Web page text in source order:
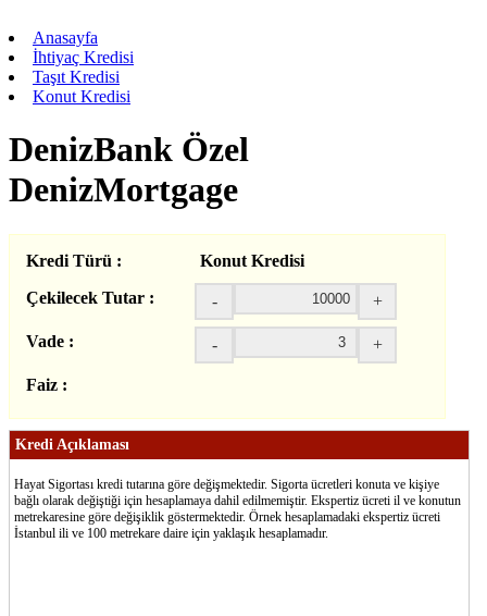
Anasayfa
İhtiyaç Kredisi
Taşıt Kredisi
Konut Kredisi
DenizBank Özel
DenizMortgage
Kredi Türü :
Konut Kredisi
Çekilecek Tutar :
- +
Vade : - +
Faiz :
Kredi Açıklaması
Hayat Sigortası kredi tutarına göre değişmektedir. Sigorta ücretleri konuta ve kişiye
bağlı olarak değiştiği için hesaplamaya dahil edilmemiştir. Ekspertiz ücreti il ve konutun
metrekaresine göre değişiklik göstermektedir. Örnek hesaplamadaki ekspertiz ücreti
İstanbul ili ve 100 metrekare daire için yaklaşık hesaplamadır.